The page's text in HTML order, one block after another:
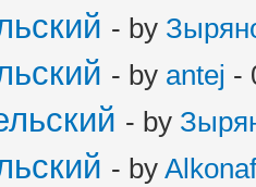
- by
- by antej -
- by
- by